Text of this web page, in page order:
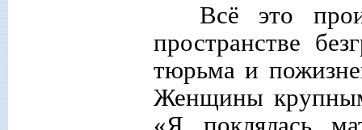
Всё это
пространстве
тюрьма и
Женщины